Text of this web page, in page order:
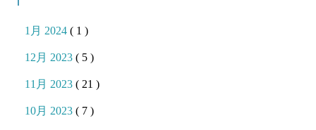
1月 2024( 1 )
12月 2023( 5 )
11月 2023( 21 )
10月 2023( 7 )